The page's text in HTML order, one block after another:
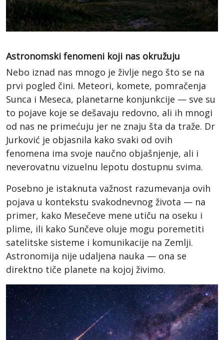
Astronomski fenomeni koji nas okružuju
Nebo iznad nas mnogo je življe nego što se na
prvi pogled čini. Meteori, komete, pomračenja
Sunca i Meseca, planetarne konjunkcije — sve su
to pojave koje se dešavaju redovno, ali ih mnogi
od nas ne primećuju jer ne znaju šta da traže. Dr
Jurković je objasnila kako svaki od ovih
fenomena ima svoje naučno objašnjenje, ali i
neverovatnu vizuelnu lepotu dostupnu svima.
Posebno je istaknuta važnost razumevanja ovih
pojava u kontekstu svakodnevnog života — na
primer, kako Mesečeve mene utiču na oseku i
plime, ili kako Sunčeve oluje mogu poremetiti
satelitske sisteme i komunikacije na Zemlji.
Astronomija nije udaljena nauka — ona se
direktno tiče planete na kojoj živimo.